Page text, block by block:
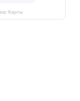
Карты